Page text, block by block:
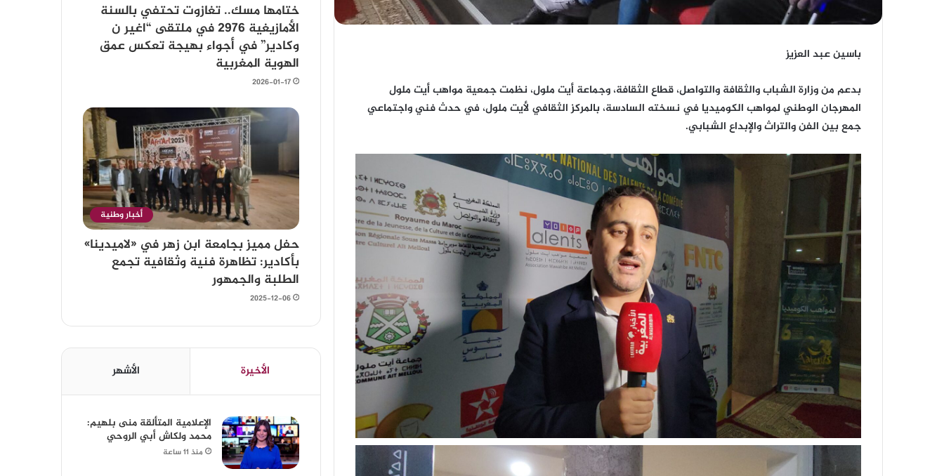
باسين عبد العزيز
بدعم من وزارة الشباب والثقافة والتواصل، قطاع الثقافة، وجماعة أيت ملول، نظمت جمعية مواهب أيت ملول
المهرجان الوطني لمواهب الكوميديا في نسخته السادسة، بالمركز الثقافي لأيت ملول، في حدث فني واجتماعي
جمع بين الفن والتراث والإبداع الشبابي.
ختامها مسك.. تغازوت تحتفي بالسنة
الأمازيغية 2976 في ملتقى “اغير ن
وكادير” في أجواء بهيجة تعكس عمق
الهوية المغربية
2026-01-17
أخبار وطنية
حفل مميز بجامعة ابن زهر في «لاميدينا»
بأكادير: تظاهرة فنية وثقافية تجمع
الطلبة والجمهور
2025-12-06
الأخيرة الأشهر
الإعلامية المتألقة منى بلهيم:
محمد ولكاش أبي الروحي
منذ 11 ساعة